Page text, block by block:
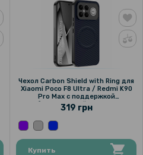
Чехол Carbon Shield with Ring для
Xiaomi Poco F8 Ultra / Redmi K90
Pro Max с поддержкой
беспроводной зарядки
319 грн
Купить